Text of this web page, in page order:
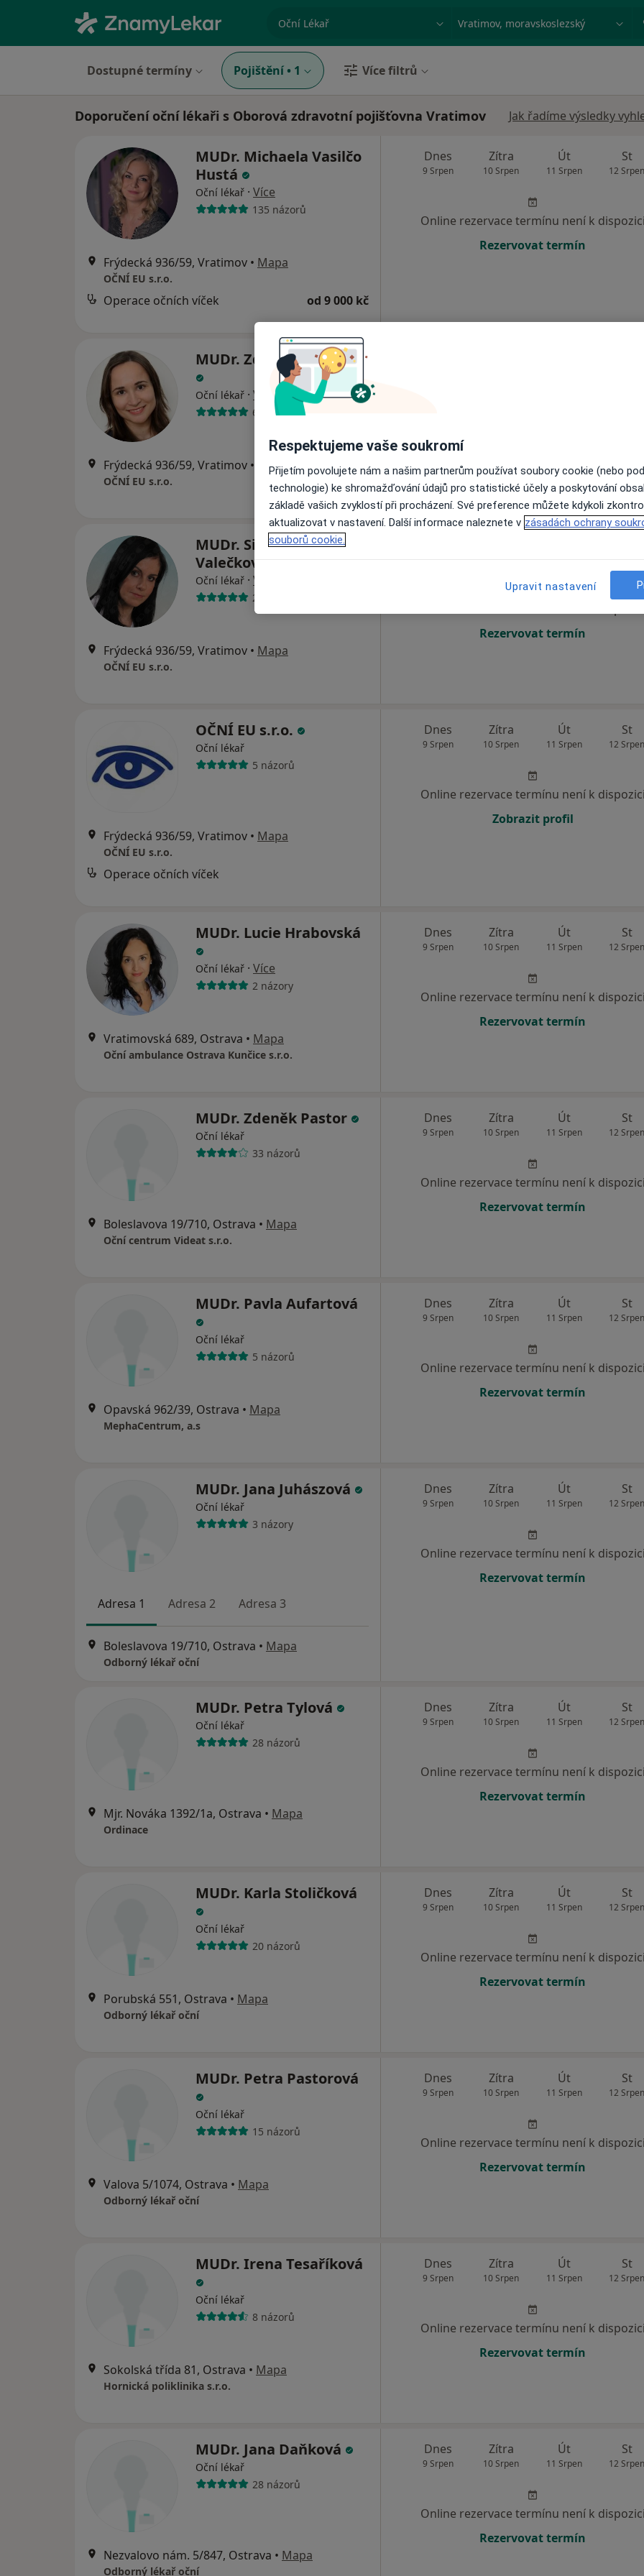
specializace, nemoc nebo příjmení
Dostupné termíny Pojištění • 1 Více filtrů
Doporučení oční lékaři s Oborová zdravotní pojišťovna Vratimov Jak řadíme výsledky
MUDr. Michaela Vasilčo
Hustá
Oční lékař · Více
135 názorů
Frýdecká 936/59, Vratimov • Mapa
OČNÍ EU s.r.o.
Operace očních víček od 9 000 kč
Dnes
9 Srpen
Zítra
10 Srpen
Út
11 Srpen
St
12 Srpen
Online rezervace termínu není k dispozici
Rezervovat termín
MUDr. Zdeňka Bušovská
Oční lékař · Více
6 názorů
Frýdecká 936/59, Vratimov • Mapa
OČNÍ EU s.r.o.
MUDr. Simona
Valečková
Oční lékař · Více
22 názorů
Frýdecká 936/59, Vratimov • Mapa
OČNÍ EU s.r.o.
Rezervovat termín
OČNÍ EU s.r.o.
Oční lékař
5 názorů
Frýdecká 936/59, Vratimov • Mapa
OČNÍ EU s.r.o.
Operace očních víček
Dnes
9 Srpen
Zítra
10 Srpen
Út
11 Srpen
St
12 Srpen
Online rezervace termínu není k dispozici
Zobrazit profil
MUDr. Lucie Hrabovská
Oční lékař · Více
2 názory
Vratimovská 689, Ostrava • Mapa
Oční ambulance Ostrava Kunčice s.r.o.
Dnes
9 Srpen
Zítra
10 Srpen
Út
11 Srpen
St
12 Srpen
Online rezervace termínu není k dispozici
Rezervovat termín
MUDr. Zdeněk Pastor
Oční lékař
33 názorů
Boleslavova 19/710, Ostrava • Mapa
Oční centrum Videat s.r.o.
Dnes
9 Srpen
Zítra
10 Srpen
Út
11 Srpen
St
12 Srpen
Online rezervace termínu není k dispozici
Rezervovat termín
MUDr. Pavla Aufartová
Oční lékař
5 názorů
Opavská 962/39, Ostrava • Mapa
MephaCentrum, a.s
Dnes
9 Srpen
Zítra
10 Srpen
Út
11 Srpen
St
12 Srpen
Online rezervace termínu není k dispozici
Rezervovat termín
MUDr. Jana Juhászová
Oční lékař
3 názory
Adresa 1 Adresa 2 Adresa 3
Boleslavova 19/710, Ostrava • Mapa
Odborný lékař oční
Dnes
9 Srpen
Zítra
10 Srpen
Út
11 Srpen
St
12 Srpen
Online rezervace termínu není k dispozici
Rezervovat termín
MUDr. Petra Tylová
Oční lékař
28 názorů
Mjr. Nováka 1392/1a, Ostrava • Mapa
Ordinace
Dnes
9 Srpen
Zítra
10 Srpen
Út
11 Srpen
St
12 Srpen
Online rezervace termínu není k dispozici
Rezervovat termín
MUDr. Karla Stoličková
Oční lékař
20 názorů
Porubská 551, Ostrava • Mapa
Odborný lékař oční
Dnes
9 Srpen
Zítra
10 Srpen
Út
11 Srpen
St
12 Srpen
Online rezervace termínu není k dispozici
Rezervovat termín
MUDr. Petra Pastorová
Oční lékař
15 názorů
Valova 5/1074, Ostrava • Mapa
Odborný lékař oční
Dnes
9 Srpen
Zítra
10 Srpen
Út
11 Srpen
St
12 Srpen
Online rezervace termínu není k dispozici
Rezervovat termín
MUDr. Irena Tesaříková
Oční lékař
8 názorů
Sokolská třída 81, Ostrava • Mapa
Hornická poliklinika s.r.o.
Dnes
9 Srpen
Zítra
10 Srpen
Út
11 Srpen
St
12 Srpen
Online rezervace termínu není k dispozici
Rezervovat termín
MUDr. Jana Daňková
Oční lékař
28 názorů
Nezvalovo nám. 5/847, Ostrava • Mapa
Odborný lékař oční
Dnes
9 Srpen
Zítra
10 Srpen
Út
11 Srpen
St
12 Srpen
Online rezervace termínu není k dispozici
Rezervovat termín
Respektujeme vaše soukromí
Přijetím povolujete nám a našim partnerům používat soubory cookie (nebo
technologie) ke shromažďování údajů pro statistické účely a poskytování
základě vašich zvyklostí při procházení. Své preference můžete kdykoli
aktualizovat v nastavení. Další informace naleznete v zásadách ochrany
souborů cookie.
Upravit nastavení